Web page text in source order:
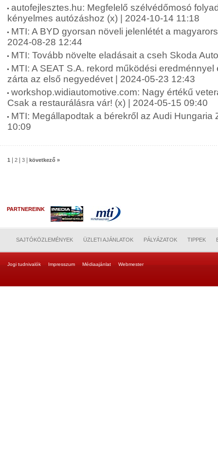
autofejlesztes.hu: Megfelelő szélvédőmosó
kényelmes autózáshoz (x) | 2024-10-14 11:18
MTI: A BYD gyorsan növeli jelenlétét a
2024-08-28 12:44
MTI: Tovább növelte eladásait a cseh Skoda
MTI: A SEAT S.A. rekord működési
zárta az első negyedévet | 2024-05-23 12:43
workshop.widiautomotive.com: Nagy értékű
Csak a restaurálásra vár! (x) | 2024-05-15 09:40
MTI: Megállapodtak a bérekről az Audi Hungaria
10:09
1 2 3 következő »
PARTNEREINK
SAJTÓKÖZLEMÉNYEK ÜZLETI AJÁNLATOK PÁLYÁZATOK TIPPEK
Jogi tudnivalók Impresszum Médiaajánlat Webmester